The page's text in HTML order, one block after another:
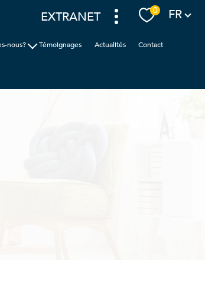
EXTRANET 0 Langue
FR
nous? Témoignages Actualités Contact